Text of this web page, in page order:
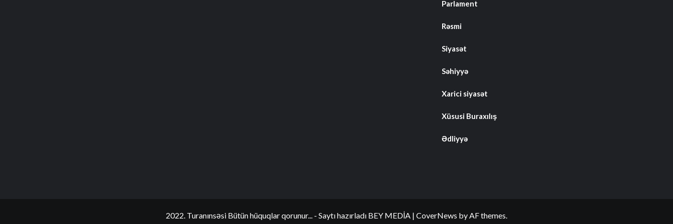
Parlament
Rəsmi
Siyasət
Səhiyyə
Xarici siyasət
Xüsusi Buraxılış
Ədliyyə
2022. Turanınsəsi Bütün hüquqlar qorunur... - Saytı hazırladı BEY MEDİA | CoverNews by AF themes.